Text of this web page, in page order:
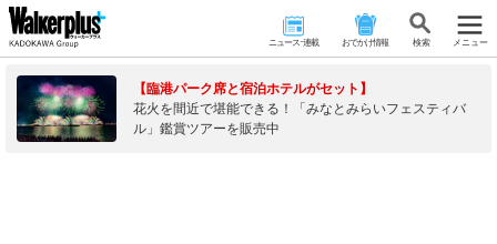
ニュース･連載 おでかけ情報 検 索 メニュー
【臨港パーク席と宿泊ホテルがセット】
花火を間近で堪能できる！「みなとみらいフェスティバ
ル」鑑賞ツアーを販売中